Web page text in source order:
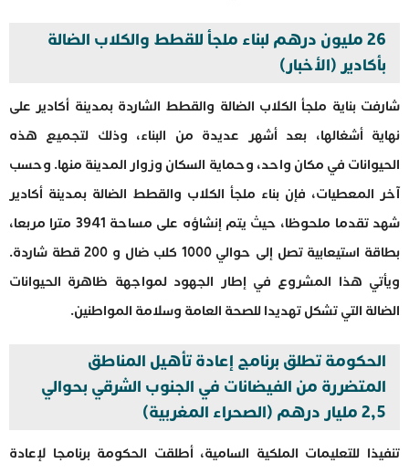
26 مليون درهم لبناء ملجأ للقطط والكلاب الضالة
بأكادير (الأخبار)
شارفت بناية ملجأ الكلاب الضالة والقطط الشاردة بمدينة أكادير على
نهاية أشغالها، بعد أشهر عديدة من البناء، وذلك لتجميع هذه
الحيوانات في مكان واحد، وحماية السكان وزوار المدينة منها. وحسب
آخر المعطيات، فإن بناء ملجأ الكلاب والقطط الضالة بمدينة أكادير
شهد تقدما ملحوظا، حيث يتم إنشاؤه على مساحة 3941 مترا مربعا،
بطاقة استيعابية تصل إلى حوالي 1000 كلب ضال و 200 قطة شاردة.
ويأتي هذا المشروع في إطار الجهود لمواجهة ظاهرة الحيوانات
الضالة التي تشكل تهديدا للصحة العامة وسلامة المواطنين.
الحكومة تطلق برنامج إعادة تأهيل المناطق
المتضررة من الفيضانات في الجنوب الشرقي بحوالي
2,5 مليار درهم (الصحراء المغربية)
تنفيذا للتعليمات الملكية السامية، أطلقت الحكومة برنامجا لإعادة